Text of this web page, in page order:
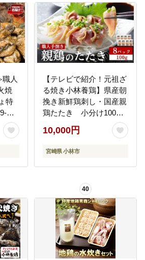
人
焼
特
【テレビで紹介！元祖ざ
る焼き小林養鶏】県産朝
挽き新鮮鶏刺し・国産親
鶏たたき 小分け100ｇ
×8Ｐ（国産 鶏 鶏肉 小分
け 人気 たたき タタキ 鳥
刺し 鶏刺し 惣菜 調理済
10,000円
宮崎県 小林市
40